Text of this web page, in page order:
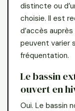
distincte ou
choisie. Il est
d’accès
peuvent varier
fréquentation.
Le bassin
ouvert en
Oui. Le bassin